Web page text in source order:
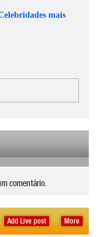
mais
comentário.
More
Add Live post